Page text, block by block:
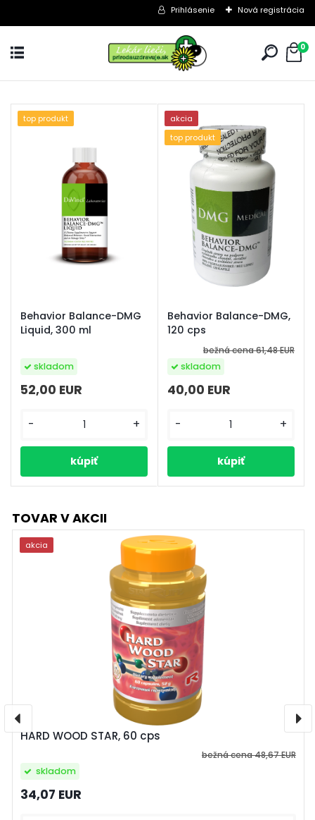
Prihlásenie Nová registrácia
0
Behavior Balance-DMG
Liquid, 300 ml
52,00 EUR
skladom
- +
top produkt
Behavior Balance-DMG,
120 cps
bežná cena61,48 EUR
40,00 EUR
skladom
- +
akcia
top produkt
TOVAR V AKCII
HARD WOOD STAR, 60 cps
bežná cena48,67 EUR
34,07 EUR
skladom
akcia